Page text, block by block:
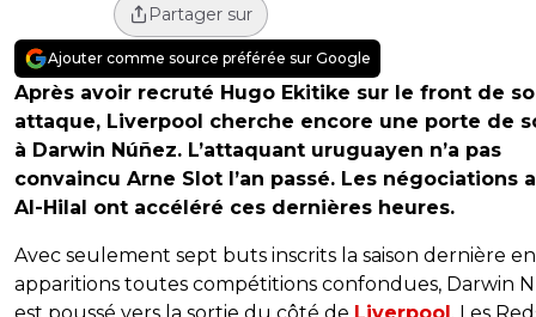
Partager sur
Ajouter comme source préférée sur Google
Après avoir recruté Hugo Ekitike sur le front de
attaque, Liverpool cherche encore une porte de
à Darwin Núñez. L’attaquant uruguayen n’a pas
convaincu Arne Slot l’an passé. Les négociations
Al-Hilal ont accéléré ces dernières heures.
Avec seulement sept buts inscrits la saison dernière
apparitions toutes compétitions confondues, Darwin
est poussé vers la sortie du côté de Liverpool. Les